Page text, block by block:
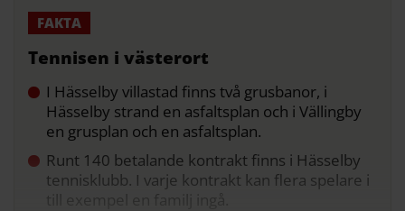
Tennisen i västerort
I Hässelby villastad finns två grusbanor, i
Hässelby strand en asfaltsplan och i Vällingby
en grusplan och en asfaltsplan.
Runt 140 betalande kontrakt finns i Hässelby
tennisklubb. I varje kontrakt kan flera spelare i
till exempel en familj ingå.